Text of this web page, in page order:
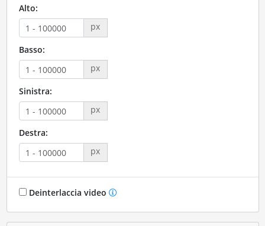
Alto:
px
Basso:
px
Sinistra:
px
Destra:
px
Deinterlaccia video